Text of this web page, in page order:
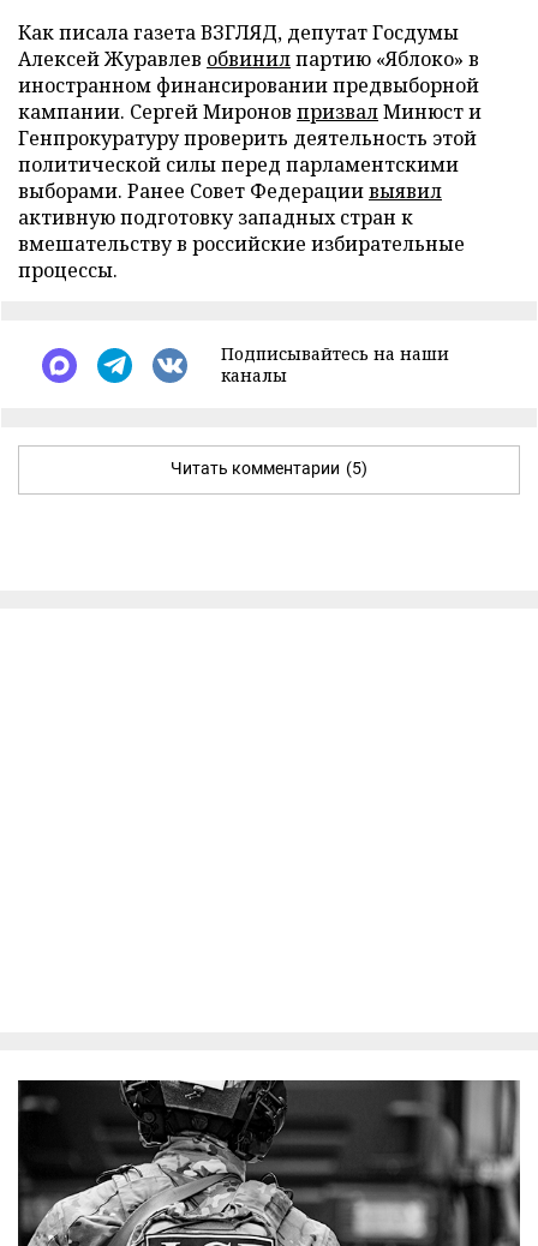
Как писала газета ВЗГЛЯД, депутат Госдумы
Алексей Журавлев обвинилпартию «Яблоко» в
иностранном финансировании предвыборной
кампании. Сергей Миронов призвалМинюст и
Генпрокуратуру проверить деятельность этой
политической силы перед парламентскими
выборами. Ранее Совет Федерациивыявил
активную подготовку западных стран к
вмешательству в российские избирательные
процессы.
Подписывайтесь на наши
каналы
Читать комментарии (5)